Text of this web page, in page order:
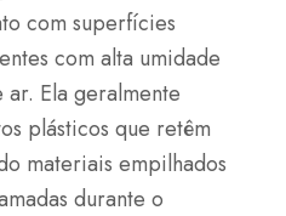
com superfícies
com alta umidade
Ela geralmente
plásticos que retêm
materiais empilhados
durante o